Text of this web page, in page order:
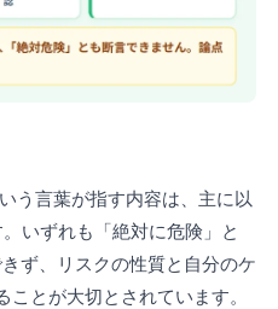
う言葉が指す内容は、主に以
いずれも「絶対に危険」と
ず、リスクの性質と自分のケ
とが大切とされています。